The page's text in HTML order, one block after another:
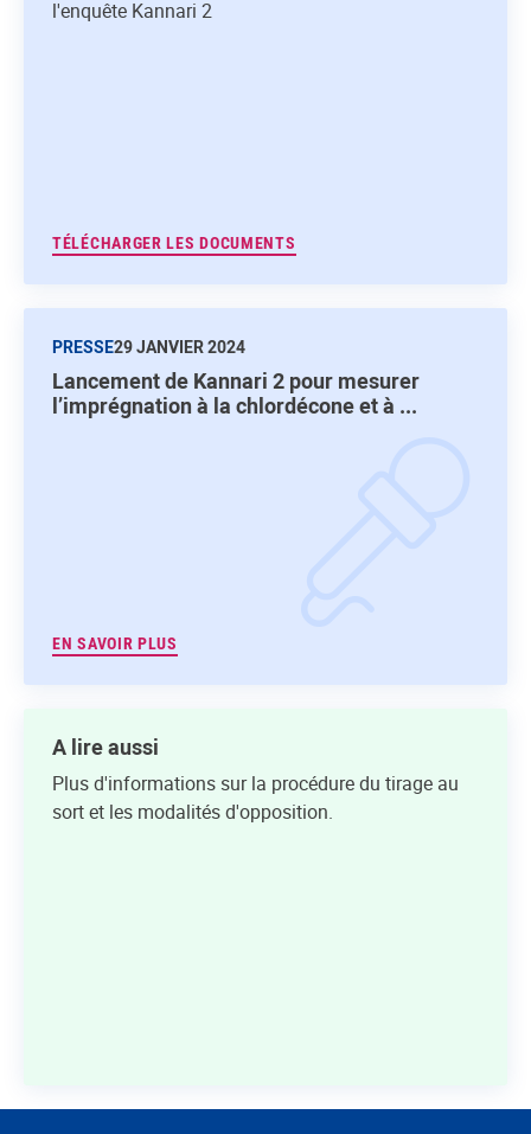
l'enquête Kannari 2
TÉLÉCHARGER LES DOCUMENTS
PRESSE29 JANVIER 2024
Lancement de Kannari 2 pour mesurer
l’imprégnation à la chlordécone et à ...
EN SAVOIR PLUS
A lire aussi
Plus d'informations sur la procédure du tirage au
sort et les modalités d'opposition.